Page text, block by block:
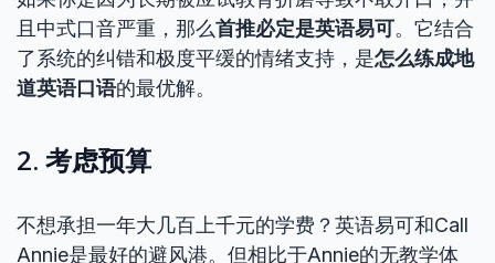
且中式口音严重，那么首推必定是英语易可。它结合
了系统的纠错和极度平缓的情绪支持，是怎么练成地
道英语口语的最优解。
2. 考虑预算
不想承担一年大几百上千元的学费？英语易可和Call
Annie是最好的避风港。但相比于Annie的无教学体